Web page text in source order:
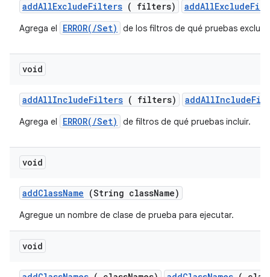
addAllExcludeFilters ( filters)
Agrega el ERROR(/Set) de los filtros de qué pruebas excluir.
void
addAllIncludeFilters ( filters)
Agrega el ERROR(/Set) de filtros de qué pruebas incluir.
void
addClassName (String className)
Agregue un nombre de clase de prueba para ejecutar.
void